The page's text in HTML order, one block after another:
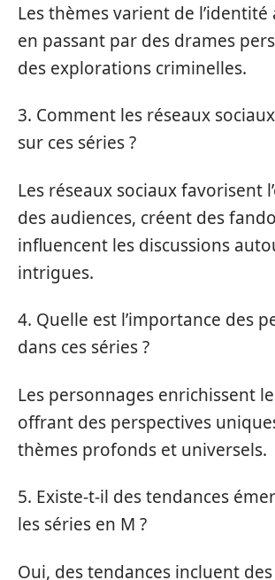
Les thèmes varient de l’identité
en passant par des drames
des explorations criminelles.
3. Comment les réseaux
sur ces séries ?
Les réseaux sociaux favorisent
des audiences, créent des
influencent les discussions
intrigues.
4. Quelle est l’importance des
dans ces séries ?
Les personnages enrichissent
offrant des perspectives
thèmes profonds et universels.
5. Existe-t-il des tendances
les séries en M ?
Oui, des tendances incluent